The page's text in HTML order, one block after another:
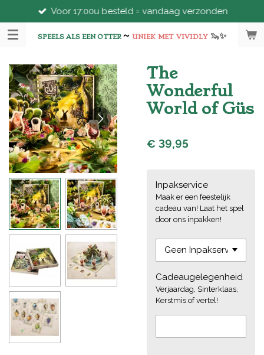
direct
naar
hoofdinhoud
SPEELS ALS EEN OTTER~ UNIEK MET VIVIDLY 🦦✨
Voor 17:00u besteld = vandaag verzonden
The
Wonderful
World of Güs
€ 39,95
Inpakservice
Maak er een feestelijk
cadeau van! Laat het spel
door ons inpakken!
Cadeaugelegenheid
Verjaardag, Sinterklaas,
Kerstmis of vertel!